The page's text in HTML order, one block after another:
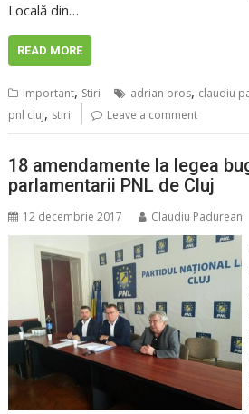
Locală din…
READ MORE
Important, Stiri adrian oros, claudiu
pnl cluj, stiri Leave a comment
18 amendamente la legea
parlamentarii PNL de Cluj
12 decembrie 2017 Claudiu Padurean